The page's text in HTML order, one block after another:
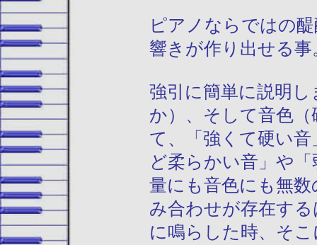
ピアノならではの
響きが作り出せる事
強引に簡単に説明
か）、そして音色
て、「強くて硬い
ど柔らかい音」や
量にも音色にも無
み合わせが存在す
に鳴らした時、そ